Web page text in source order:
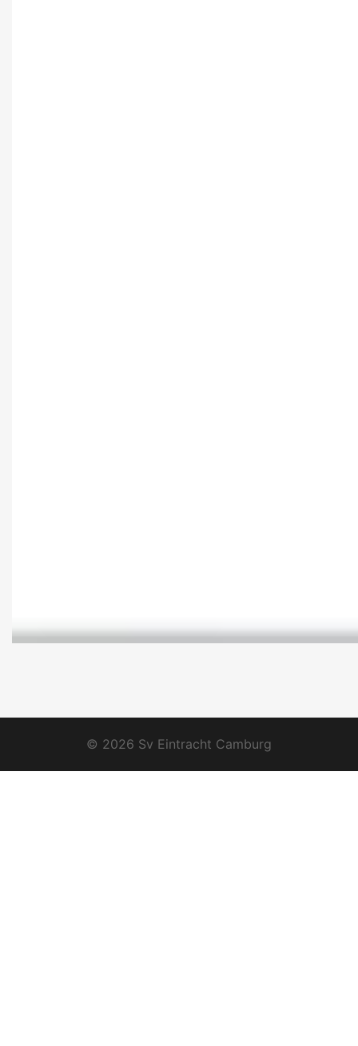
© 2026 Sv Eintracht Camburg